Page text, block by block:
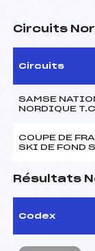
Circuits
Circuits
SAMSE
NORDIQUE
COUPE DE
SKI DE FOND
Résultats
Codex